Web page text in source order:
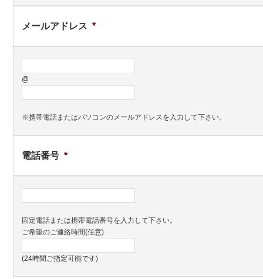
メールアドレス *
@
※携帯電話またはパソコンのメールアドレスを入力して下さい。
電話番号 *
固定電話または携帯電話番号を入力して下さい。
ご希望のご連絡時間(任意)
(24時間ご指定可能です)